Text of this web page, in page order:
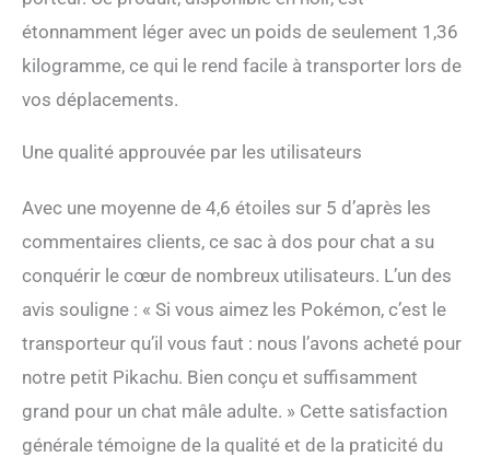
compagnie pour se reposer
tout en étendant le dos.
Approuvé par les
compagnies aériennes : la
Important : veuillez vérifier
de voyager. Bon à
transporter sur la poitrine
sachent ce qui se passe à
l'avance, ou en randonnée
pour un ajustement
confortable grâce aux
bretelles rembourrées et à
la boucle de poitrine
supplémentaire pour
sécuriser. Laisse de sécurité
étonnamment léger avec un poids de seulement 1,36
kilogramme, ce qui le rend facile à transporter lors de
vos déplacements.
Une qualité approuvée par les utilisateurs
Avec une moyenne de 4,6 étoiles sur 5 d’après les
commentaires clients, ce sac à dos pour chat a su
conquérir le cœur de nombreux utilisateurs. L’un des
avis souligne : « Si vous aimez les Pokémon, c’est le
transporteur qu’il vous faut : nous l’avons acheté pour
notre petit Pikachu. Bien conçu et suffisamment
grand pour un chat mâle adulte. » Cette satisfaction
générale témoigne de la qualité et de la praticité du